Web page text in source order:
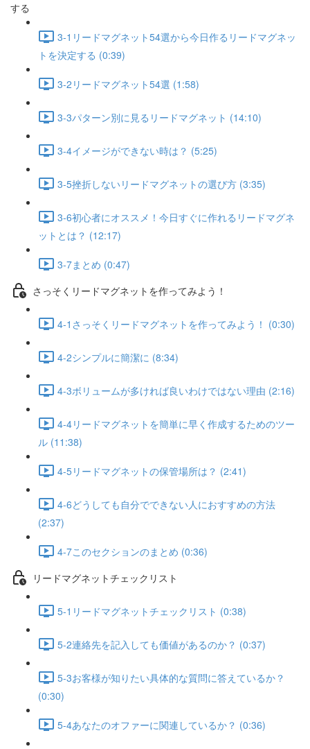
する
3-1リードマグネット54選から今日作るリードマグネッ
トを決定する (0:39)
3-2リードマグネット54選 (1:58)
3-3パターン別に見るリードマグネット (14:10)
3-4イメージができない時は？ (5:25)
3-5挫折しないリードマグネットの選び方 (3:35)
3-6初心者にオススメ！今日すぐに作れるリードマグネ
ットとは？ (12:17)
3-7まとめ (0:47)
さっそくリードマグネットを作ってみよう！
4-1さっそくリードマグネットを作ってみよう！ (0:30)
4-2シンプルに簡潔に (8:34)
4-3ボリュームが多ければ良いわけではない理由 (2:16)
4-4リードマグネットを簡単に早く作成するためのツー
ル (11:38)
4-5リードマグネットの保管場所は？ (2:41)
4-6どうしても自分でできない人におすすめの方法
(2:37)
4-7このセクションのまとめ (0:36)
リードマグネットチェックリスト
5-1リードマグネットチェックリスト (0:38)
5-2連絡先を記入しても価値があるのか？ (0:37)
5-3お客様が知りたい具体的な質問に答えているか？
(0:30)
5-4あなたのオファーに関連しているか？ (0:36)